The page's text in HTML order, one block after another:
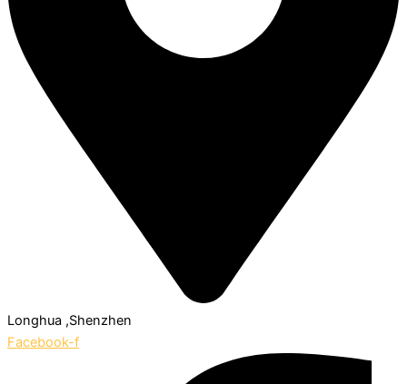
Longhua ,Shenzhen
Facebook-f